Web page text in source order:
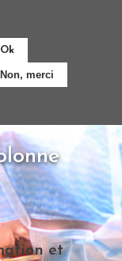
Ok
Non, merci
et